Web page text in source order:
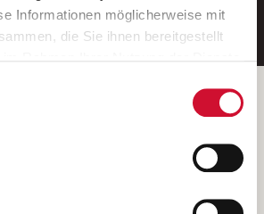
Informationen möglicherweise mit
die Sie ihnen bereitgestellt
zulassen“ klicken, so stimmen
sämtlicher Cookies zu. Sie können
jederzeit widerrufen,
Einstellungen aufrufen und diese
Mail-Adresse eintragen
des AWO Bezirksverbandes Unterfranken